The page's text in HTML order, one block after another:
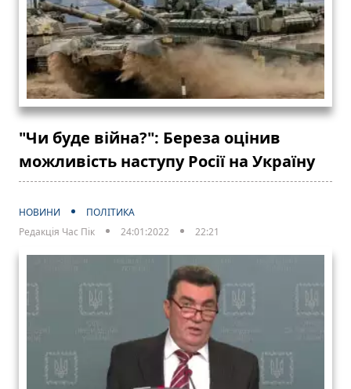
"Чи буде війна?": Береза оцінив
можливість наступу Росії на Україну
НОВИНИ
ПОЛІТИКА
Редакція Час Пік
24:01:2022 22:21